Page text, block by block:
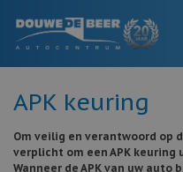
APK keuring
Om veilig en verantwoord op
verplicht om een APK
Wanneer de APK van uw